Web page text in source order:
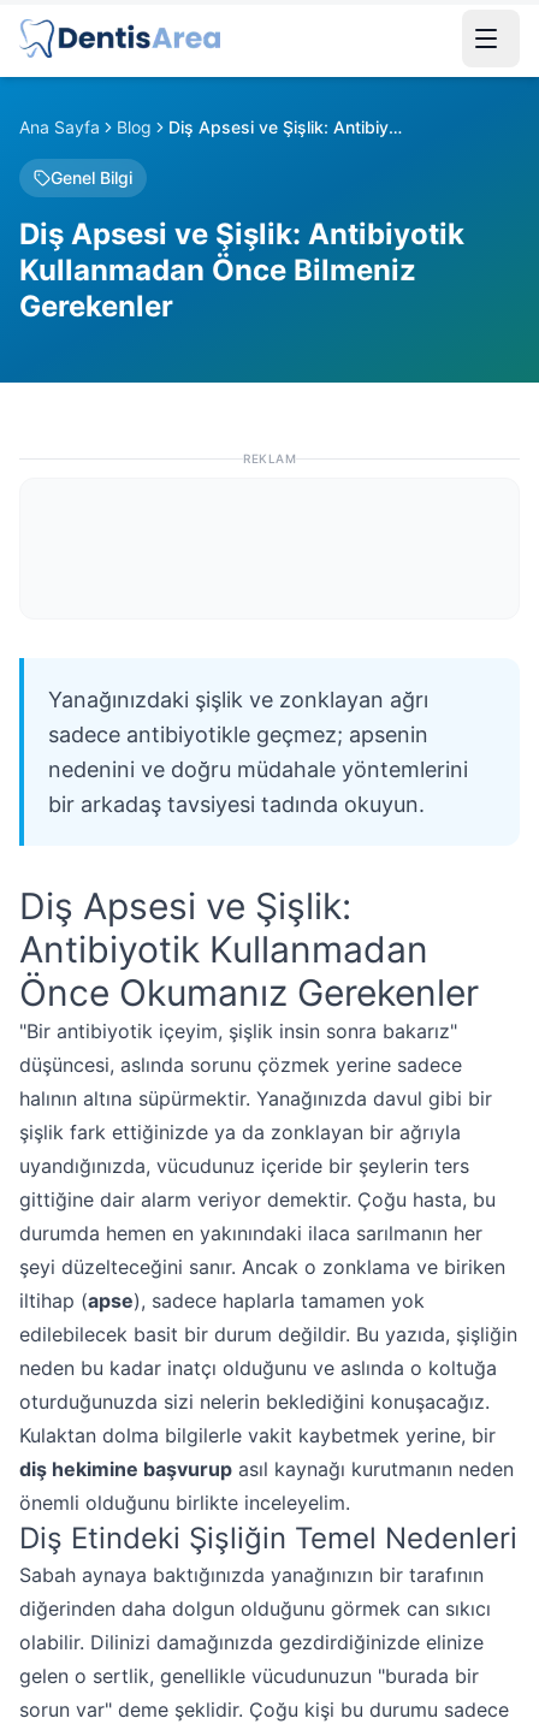
Ana Sayfa Blog Diş Apsesi ve Şişlik: Antibiyotik Kullanmadan Önce Bilmeniz Gerekenler
Genel Bilgi
Diş Apsesi ve Şişlik: Antibiyotik
Kullanmadan Önce Bilmeniz
Gerekenler
REKLAM
Yanağınızdaki şişlik ve zonklayan ağrı
sadece antibiyotikle geçmez; apsenin
nedenini ve doğru müdahale yöntemlerini
bir arkadaş tavsiyesi tadında okuyun.
Diş Apsesi ve Şişlik:
Antibiyotik Kullanmadan
Önce Okumanız Gerekenler
"Bir antibiyotik içeyim, şişlik insin sonra bakarız"
düşüncesi, aslında sorunu çözmek yerine sadece
halının altına süpürmektir. Yanağınızda davul gibi bir
şişlik fark ettiğinizde ya da zonklayan bir ağrıyla
uyandığınızda, vücudunuz içeride bir şeylerin ters
gittiğine dair alarm veriyor demektir. Çoğu hasta, bu
durumda hemen en yakınındaki ilaca sarılmanın her
şeyi düzelteceğini sanır. Ancak o zonklama ve biriken
iltihap (apse), sadece haplarla tamamen yok
edilebilecek basit bir durum değildir. Bu yazıda, şişliğin
neden bu kadar inatçı olduğunu ve aslında o koltuğa
oturduğunuzda sizi nelerin beklediğini konuşacağız.
Kulaktan dolma bilgilerle vakit kaybetmek yerine, bir
diş hekimine başvurup asıl kaynağı kurutmanın neden
önemli olduğunu birlikte inceleyelim.
Diş Etindeki Şişliğin Temel Nedenleri
Sabah aynaya baktığınızda yanağınızın bir tarafının
diğerinden daha dolgun olduğunu görmek can sıkıcı
olabilir. Dilinizi damağınızda gezdirdiğinizde elinize
gelen o sertlik, genellikle vücudunuzun "burada bir
sorun var" deme şeklidir. Çoğu kişi bu durumu sadece